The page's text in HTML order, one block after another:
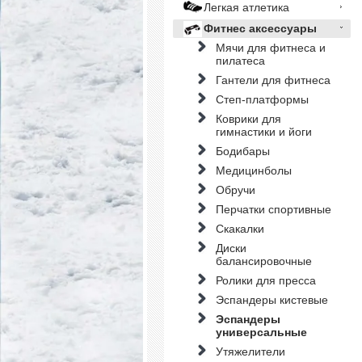
Легкая атлетика
Фитнес аксессуары
Мячи для фитнеса и
пилатеса
Гантели для фитнеса
Степ-платформы
Коврики для
гимнастики и йоги
Бодибары
Медицинболы
Обручи
Перчатки спортивные
Скакалки
Диски
балансировочные
Ролики для пресса
Эспандеры кистевые
Эспандеры
универсальные
Утяжелители